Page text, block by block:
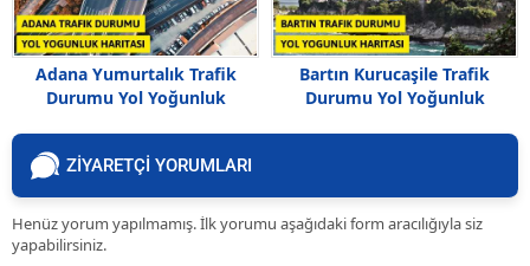
Adana Yumurtalık Trafik
Durumu Yol Yoğunluk
Bartın Kurucaşile Trafik
Durumu Yol Yoğunluk
ZİYARETÇİ YORUMLARI
Henüz yorum yapılmamış. İlk yorumu aşağıdaki form aracılığıyla siz
yapabilirsiniz.